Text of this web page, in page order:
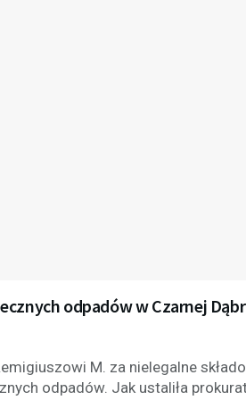
odpadów w Czarnej
M. za nielegalne
odpadów. Jak ustaliła